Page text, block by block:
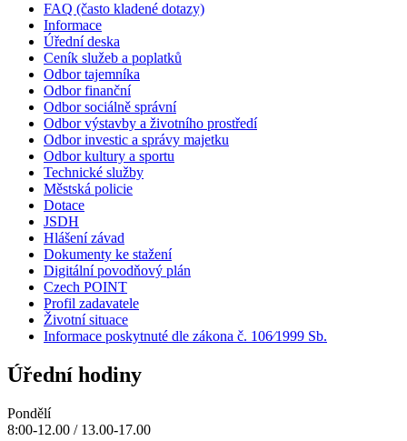
FAQ (často kladené dotazy)
Informace
Úřední deska
Ceník služeb a poplatků
Odbor tajemníka
Odbor finanční
Odbor sociálně správní
Odbor výstavby a životního prostředí
Odbor investic a správy majetku
Odbor kultury a sportu
Technické služby
Městská policie
Dotace
JSDH
Hlášení závad
Dokumenty ke stažení
Digitální povodňový plán
Czech POINT
Profil zadavatele
Životní situace
Informace poskytnuté dle zákona č. 106⁄1999 Sb.
Úřední hodiny
Pondělí
8:00-12.00 / 13.00-17.00